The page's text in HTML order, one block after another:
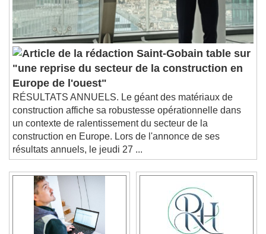
Saint-Gobain table sur
"une reprise du secteur de la construction en
Europe de l'ouest"
RÉSULTATS ANNUELS. Le géant des matériaux de
construction affiche sa robustesse opérationnelle dans
un contexte de ralentissement du secteur de la
construction en Europe. Lors de l'annonce de ses
résultats annuels, le jeudi 27 ...